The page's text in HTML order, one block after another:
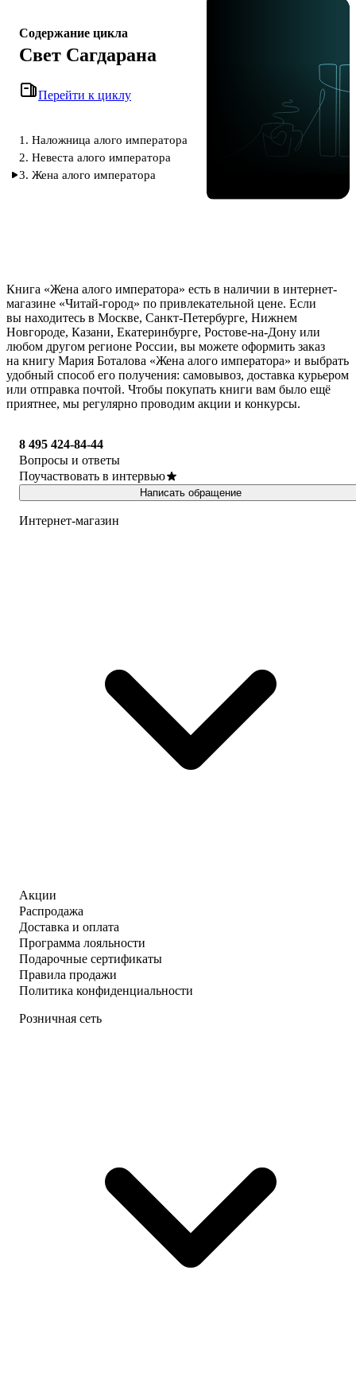
Содержание цикла
Свет Сагдарана
Перейти к циклу
1. Наложница алого императора
2. Невеста алого императора
3. Жена алого императора
Книга «Жена алого императора» есть в наличии в интернет-
магазине «Читай-город» по привлекательной цене. Если
вы находитесь в Москве, Санкт-Петербурге, Нижнем
Новгороде, Казани, Екатеринбурге, Ростове-на-Дону или
любом другом регионе России, вы можете оформить заказ
на книгу Мария Боталова «Жена алого императора» и выбрать
удобный способ его получения: самовывоз, доставка курьером
или отправка почтой. Чтобы покупать книги вам было ещё
приятнее, мы регулярно проводим акции и конкурсы.
8 495 424-84-44
Вопросы и ответы
Поучаствовать в интервью
Написать обращение
Интернет-магазин
Акции
Распродажа
Доставка и оплата
Программа лояльности
Подарочные сертификаты
Правила продажи
Политика конфиденциальности
Розничная сеть